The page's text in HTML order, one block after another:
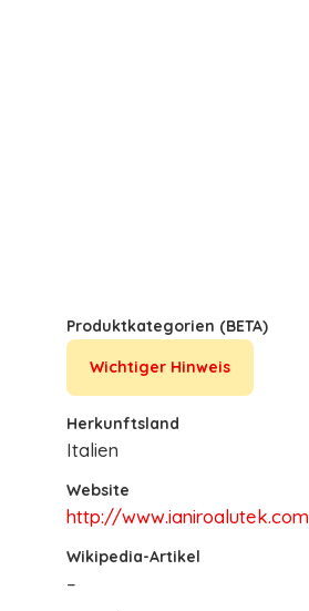
Produktkategorien (BETA)
Wichtiger Hinweis
Herkunftsland
Italien
Website
http://www.ianiroalutek.com
Wikipedia-Artikel
–